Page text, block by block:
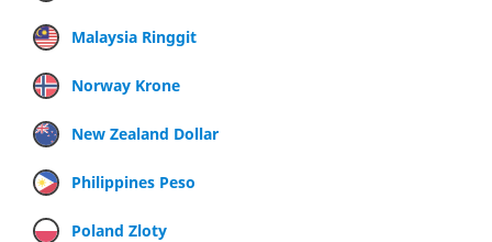
Malaysia Ringgit
Norway Krone
New Zealand Dollar
Philippines Peso
Poland Zloty